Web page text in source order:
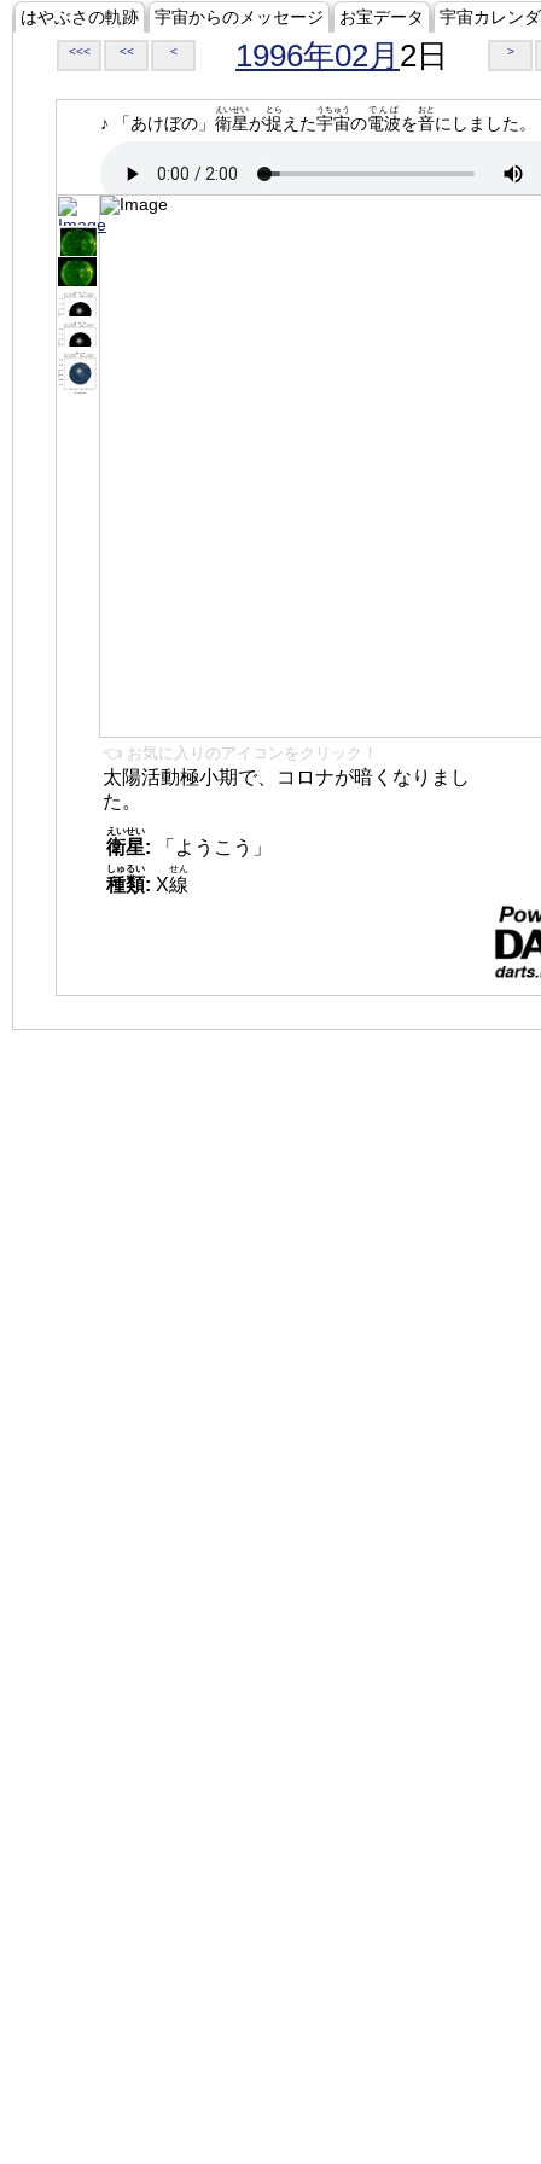
はやぶさの軌跡 宇宙からのメッセージ お宝データ 宇宙カレン
<<< << < 1996年02月 2日 >
♪ 「あけぼの」 衛星
えいせい
が捉
とら
えた宇宙
うちゅう
の電波
でんぱ
を音
おと
にしました。
👈 お気に入りのアイコンをクリック！
太陽活動極小期で、コロナが暗くなりまし
た。
衛星
えいせい
:
「ようこう」
種類
しゅるい
: X線
せん